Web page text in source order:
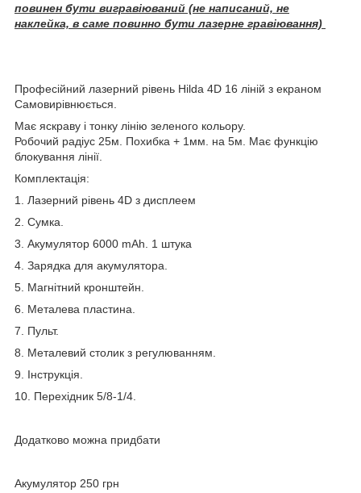
повинен бути вигравіюваний (не написаний, не
наклейка, в саме повинно бути лазерне гравіювання)
Професійний лазерний рівень Hilda 4D 16 ліній з екраном
Самовирівнюється.
Має яскраву і тонку лінію зеленого кольору.
Робочий радіус 25м. Похибка + 1мм. на 5м. Має функцію
блокування лінії.
Комплектація:
1. Лазерний рівень 4D з дисплеем
2. Сумка.
3. Акумулятор 6000 mAh. 1 штука
4. Зарядка для акумулятора.
5. Магнітний кронштейн.
6. Металева пластина.
7. Пульт.
8. Металевий столик з регулюванням.
9. Інструкція.
10. Перехідник 5/8-1/4.
Додатково можна придбати
Акумулятор 250 грн